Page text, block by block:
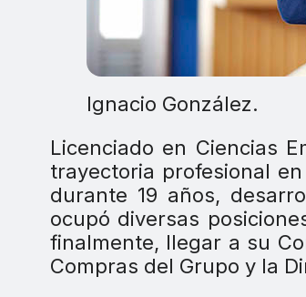
Ignacio González.
Licenciado en Ciencias
trayectoria profesional
durante 19 años,
ocupó diversas
finalmente, llegar a su
Compras del Grupo y la